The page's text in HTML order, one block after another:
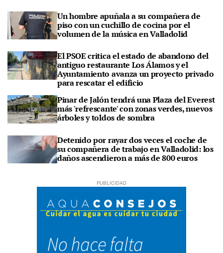
Un hombre apuñala a su compañera de
piso con un cuchillo de cocina por el
volumen de la música en Valladolid
El PSOE critica el estado de abandono del
antiguo restaurante Los Álamos y el
Ayuntamiento avanza un proyecto privado
para rescatar el edificio
Pinar de Jalón tendrá una Plaza del Everest
más 'refrescante' con zonas verdes, nuevos
árboles y toldos de sombra
Detenido por rayar dos veces el coche de
su compañera de trabajo en Valladolid: los
daños ascendieron a más de 800 euros